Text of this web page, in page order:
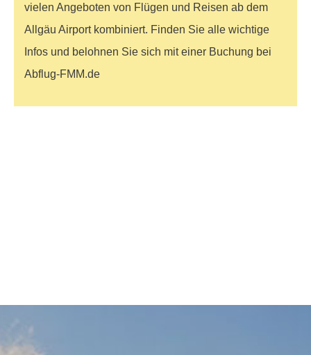
vielen Angeboten von Flügen und Reisen ab dem
Allgäu Airport kombiniert. Finden Sie alle wichtige
Infos und belohnen Sie sich mit einer Buchung bei
Abflug-FMM.de